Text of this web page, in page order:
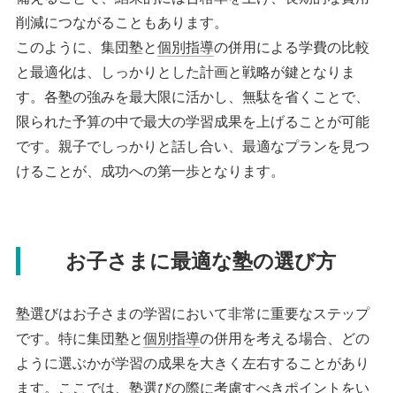
削減につながることもあります。
このように、集団塾と個別指導の併用による学費の比較
と最適化は、しっかりとした計画と戦略が鍵となりま
す。各塾の強みを最大限に活かし、無駄を省くことで、
限られた予算の中で最大の学習成果を上げることが可能
です。親子でしっかりと話し合い、最適なプランを見つ
けることが、成功への第一歩となります。
お子さまに最適な塾の選び方
塾選びはお子さまの学習において非常に重要なステップ
です。特に集団塾と個別指導の併用を考える場合、どの
ように選ぶかが学習の成果を大きく左右することがあり
ます。ここでは、塾選びの際に考慮すべきポイントをい